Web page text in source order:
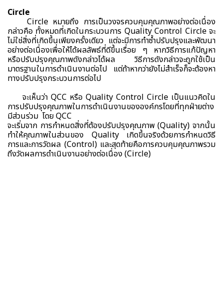
Circle
Circle หมายถึง การเป็นวงจรควบคุมคุณภาพอย่างต่อเนื่อง
กล่าวคือ ทั้งหมดที่เกิดในกระบวนการ Quality Control Circle จะ
ไม่ใช่สิ่งที่เกิดขึ้นเพียงครั้งเดียว แต่จะมีการทำซ้ำปรับปรุงและพัฒนา
อย่างต่อเนื่องเพื่อให้ได้ผลลัพธ์ที่ดีขึ้นเรื่อย ๆ หากวิธีการแก้ปัญหา
หรือปรับปรุงคุณภาพดังกล่าวได้ผล วิธีการดังกล่าวจะถูกใช้เป็น
มาตรฐานในการดำเนินงานต่อไป แต่ถ้าหากว่ายังไม่สำเร็จก็จะต้องหา
ทางปรับปรุงกระบวนการต่อไป
จะเห็นว่า QCC หรือ Quality Control Circle เป็นแนวคิดใน
การปรับปรุงคุณภาพในการดำเนินงานขององค์กรโดยที่ทุกฝ่ายต่าง
มีส่วนร่วม โดย QCC
จะเริ่มจาก การกำหนดสิ่งที่ต้องปรับปรุงคุณภาพ (Quality) จากนั้น
ทำให้คุณภาพในส่วนของ Quality เกิดขึ้นจริงด้วยการกำหนดวิธี
การและการวัดผล (Control) และสุดท้ายคือการควบคุมคุณภาพรวม
ถึงวัดผลการดำเนินงานอย่างต่อเนื่อง (Circle)